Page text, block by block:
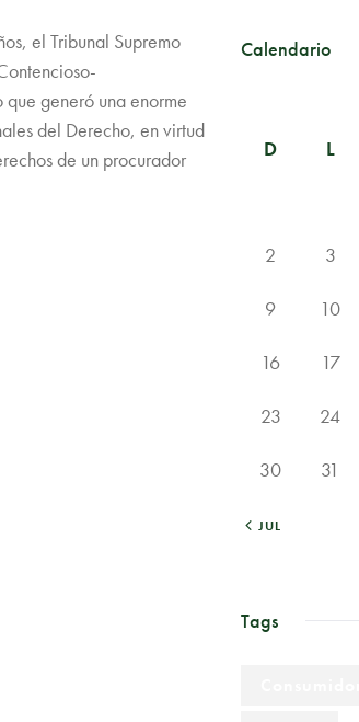
el Tribunal Supremo
generó una enorme
del Derecho, en virtud
de un procurador
Calendario
D L
2 3
9 10
16 17
23 24
30 31
« JUL
Tags